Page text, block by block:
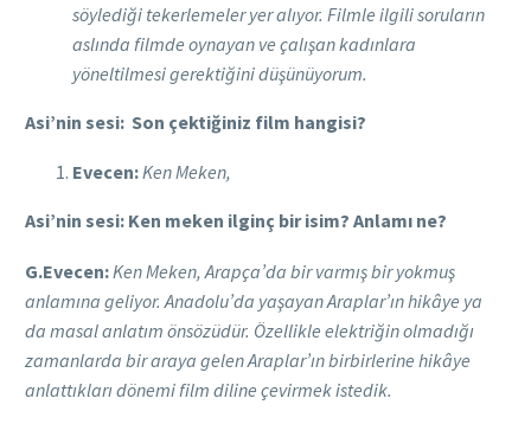
söylediği tekerlemeler yer alıyor. Filmle ilgili soruların
aslında filmde oynayan ve çalışan kadınlara
yöneltilmesi gerektiğini düşünüyorum.
Asi’nin sesi: Son çektiğiniz film hangisi?
Evecen:Ken Meken,
Asi’nin sesi: Ken meken ilginç bir isim? Anlamı ne?
G.Evecen:Ken Meken, Arapça’da bir varmış bir yokmuş
anlamına geliyor. Anadolu’da yaşayan Araplar’ın hikâye ya
da masal anlatım önsözüdür. Özellikle elektriğin olmadığı
zamanlarda bir araya gelen Araplar’ın birbirlerine hikâye
anlattıkları dönemi film diline çevirmek istedik.